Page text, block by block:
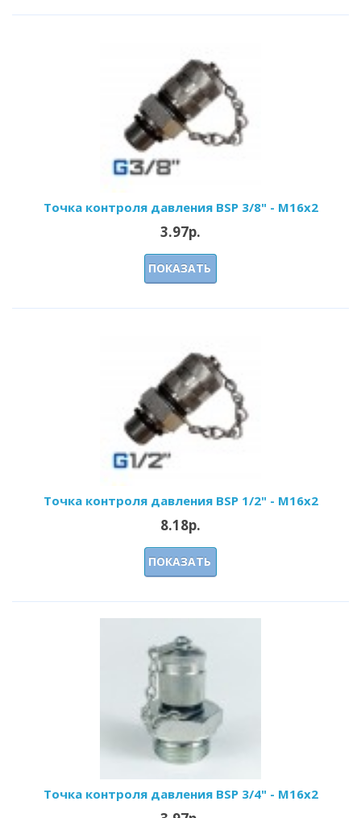
Точка контроля давления BSP 3/8" - M16x2
3.97р.
ПОКАЗАТЬ
Точка контроля давления BSP 1/2" - M16x2
8.18р.
ПОКАЗАТЬ
Точка контроля давления BSP 3/4" - M16x2